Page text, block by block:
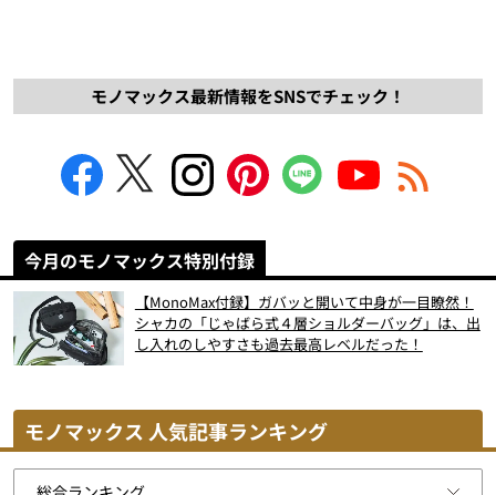
モノマックス最新情報をSNSでチェック！
今月のモノマックス特別付録
【MonoMax付録】ガバッと開いて中身が一目瞭然！
シャカの「じゃばら式４層ショルダーバッグ」は、出
し入れのしやすさも過去最高レベルだった！
モノマックス 人気記事ランキング